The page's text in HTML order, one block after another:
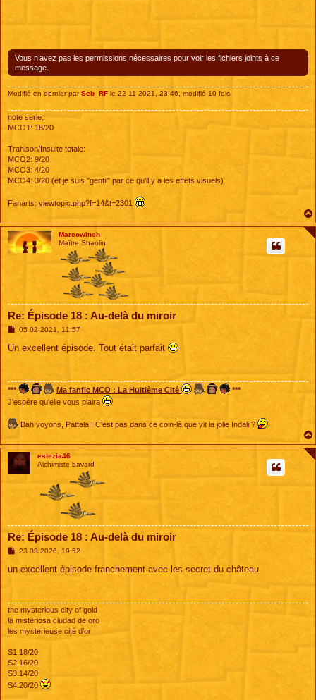
Vous n’avez pas les permissions nécessaires pour voir les fichiers joints à ce
message.
Modifié en dernier parSeb_RF le 22 11 2021, 23:46, modifié 10 fois.
note serie:
MCO1: 18/20
Trahison/Insulte totale:
MCO2: 9/20
MCO3: 4/20
MCO4: 3/20 (et je suis "gentil" par ce qu'il y a les effets visuels)
Fanarts: viewtopic.php?f=14&t=2301
Marcowinch
Maître Shaolin
Re: Épisode 18 : Au-delà du miroir
M
s
05 02 2021, 11:57
Un excellent épisode. Tout était parfait
*** Ma fanfic MCO : La Huitième Cité
***
J'espère qu'elle vous plaira
Bah voyons, Pattala ! C'est pas dans ce coin-là que vit la jolie Indali ?
estezia46
Alchimiste bavard
Re: Épisode 18 : Au-delà du miroir
M
s
23 03 2026, 19:52
un excellent épisode franchement avec les secret du château
the mysterious city of gold
la misteriosa ciudad de oro
les mysterieuse cité d'or
S1.18/20
S2.16/20
S3.14/20
S4.20/20